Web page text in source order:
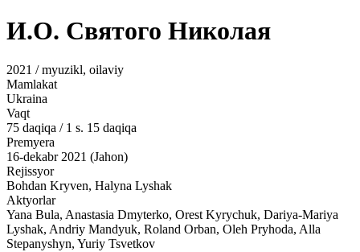
И.О. Святого Николая
2021 / myuzikl, oilaviy
Mamlakat
Ukraina
Vaqt
75 daqiqa / 1 s. 15 daqiqa
Premyera
16-dekabr 2021 (Jahon)
Rejissyor
Bohdan Kryven, Halyna Lyshak
Aktyorlar
Yana Bula, Anastasia Dmyterko, Orest Kyrychuk, Dariya-Mariya
Lyshak, Andriy Mandyuk, Roland Orban, Oleh Pryhoda, Alla
Stepanyshyn, Yuriy Tsvetkov